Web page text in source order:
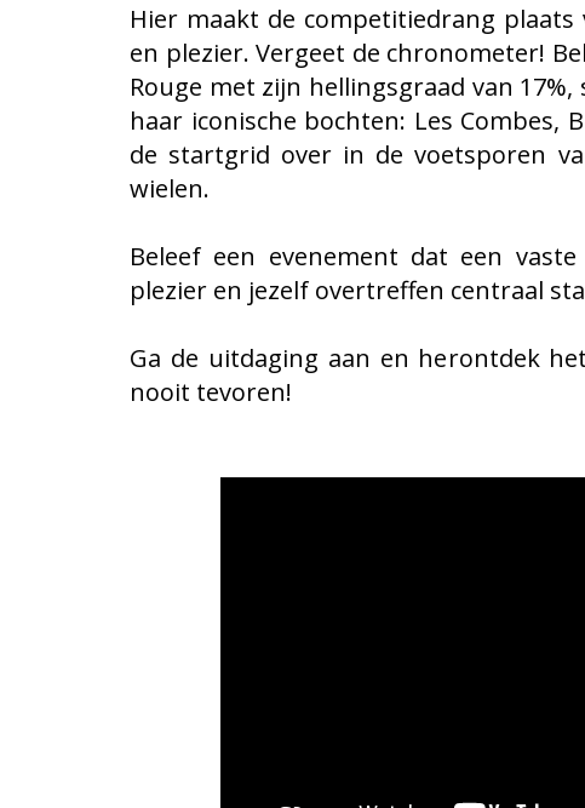
Hier maakt de competitiedrang
en plezier. Vergeet de chronometer!
Rouge met zijn hellingsgraad van
haar iconische bochten: Les Combes,
de startgrid over in de voetsporen
wielen.
Beleef een evenement dat een
plezier en jezelf overtreffen centraal
Ga de uitdaging aan en herontdek
nooit tevoren!